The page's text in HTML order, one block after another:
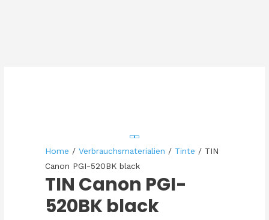
Home /Verbrauchsmaterialien / Tinte / TIN
Canon PGI-520BK black
TIN Canon PGI-
520BK black